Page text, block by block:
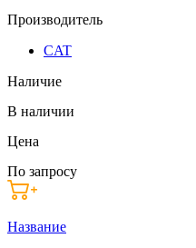
Производитель
CAT
Наличие
В наличии
Цена
По запросу
Название